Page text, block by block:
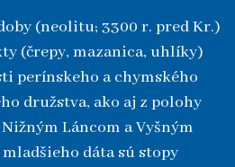
(neolitu; 3300 r. pred Kr.)
(črepy, mazanica, uhlíky)
perínskeho a chymského
družstva, ako aj z polohy
Láncom a Vyšným
dáta sú stopy